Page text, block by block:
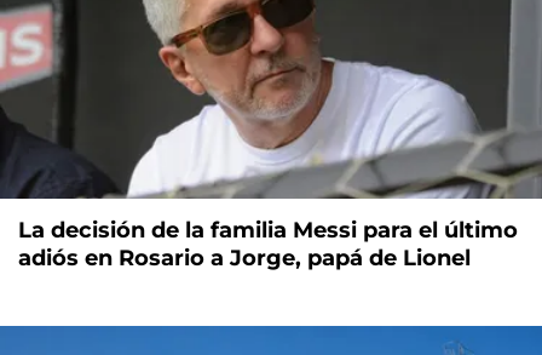
La decisión de la familia Messi para el último
adiós en Rosario a Jorge, papá de Lionel